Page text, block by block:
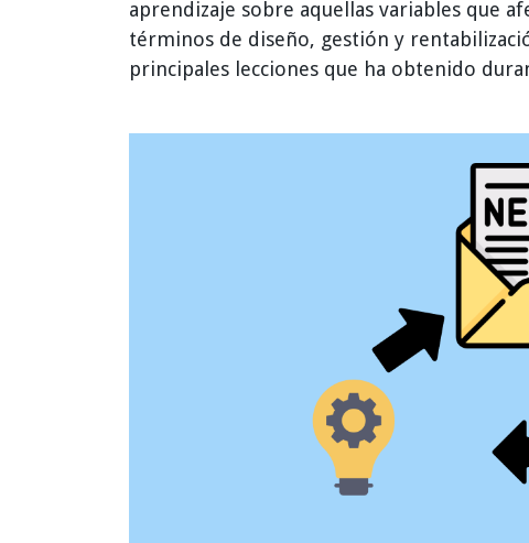
aprendizaje sobre aquellas variables que
términos de diseño, gestión y
principales lecciones que ha obtenido